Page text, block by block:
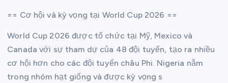
== Cơ hội và kỳ vọng tại World Cup 2026 ==
World Cup 2026 được tổ chức tại Mỹ, Mexico và
Canada với sự tham dự của 48 đội tuyển, tạo ra nhiều
cơ hội hơn cho các đội tuyển châu Phi. Nigeria nằm
trong nhóm hạt giống và được kỳ vọng s